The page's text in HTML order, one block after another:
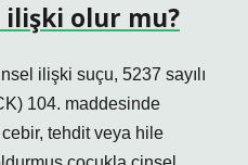
ilişki olur mu?
ilişki suçu, 5237 sayılı
104. maddesinde
tehdit veya hile